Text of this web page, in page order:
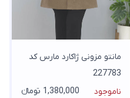
مانتو مزونی ژاکارد مارس کد
227783
ناموجود
1,380,000 تومانء